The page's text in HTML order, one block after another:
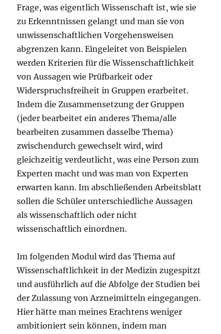
Frage, was eigentlich Wissenschaft ist, wie sie
zu Erkenntnissen gelangt und man sie von
unwissenschaftlichen Vorgehensweisen
abgrenzen kann. Eingeleitet von Beispielen
werden Kriterien für die Wissenschaftlichkeit
von Aussagen wie Prüfbarkeit oder
Widerspruchsfreiheit in Gruppen erarbeitet.
Indem die Zusammensetzung der Gruppen
(jeder bearbeitet ein anderes Thema/alle
bearbeiten zusammen dasselbe Thema)
zwischendurch gewechselt wird, wird
gleichzeitig verdeutlicht, was eine Person zum
Experten macht und was man von Experten
erwarten kann. Im abschließenden Arbeitsblatt
sollen die Schüler unterschiedliche Aussagen
als wissenschaftlich oder nicht
wissenschaftlich einordnen.
Im folgenden Modul wird das Thema auf
Wissenschaftlichkeit in der Medizin zugespitzt
und ausführlich auf die Abfolge der Studien bei
der Zulassung von Arzneimitteln eingegangen.
Hier hätte man meines Erachtens weniger
ambitioniert sein können, indem man